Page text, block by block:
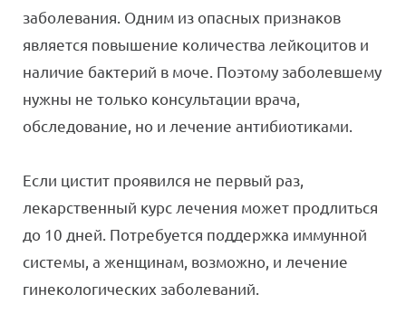
заболевания. Одним из опасных признаков
является повышение количества лейкоцитов и
наличие бактерий в моче. Поэтому заболевшему
нужны не только консультации врача,
обследование, но и лечение антибиотиками.
Если цистит проявился не первый раз,
лекарственный курс лечения может продлиться
до 10 дней. Потребуется поддержка иммунной
системы, а женщинам, возможно, и лечение
гинекологических заболеваний.